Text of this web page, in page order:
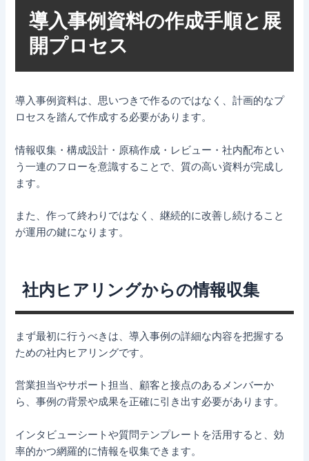
導入事例資料の作成手順と展
開プロセス
導入事例資料は、思いつきで作るのではなく、計画的なプ
ロセスを踏んで作成する必要があります。
情報収集・構成設計・原稿作成・レビュー・社内配布とい
う一連のフローを意識することで、質の高い資料が完成し
ます。
また、作って終わりではなく、継続的に改善し続けること
が運用の鍵になります。
社内ヒアリングからの情報収集
まず最初に行うべきは、導入事例の詳細な内容を把握する
ための社内ヒアリングです。
営業担当やサポート担当、顧客と接点のあるメンバーか
ら、事例の背景や成果を正確に引き出す必要があります。
インタビューシートや質問テンプレートを活用すると、効
率的かつ網羅的に情報を収集できます。